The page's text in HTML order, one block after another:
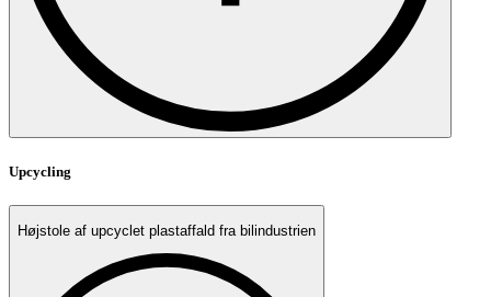
Upcycling
Højstole af upcyclet plastaffald fra bilindustrien